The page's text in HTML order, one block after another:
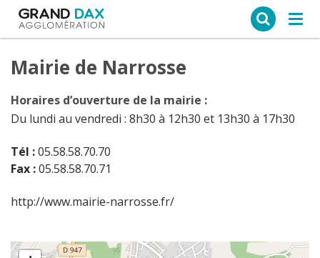
Mairie de Narrosse
Horaires d’ouverture de la mairie :
Du lundi au vendredi : 8h30 à 12h30 et 13h30 à 17h30
Tél :05.58.58.70.70
Fax :05.58.58.70.71
http://www.mairie-narrosse.fr/